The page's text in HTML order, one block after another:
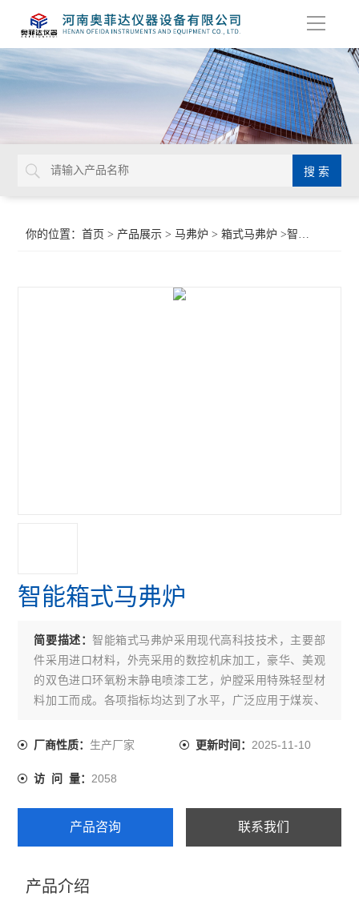
导
你的位置：首页 > 产品展示 >马弗炉 >箱式马弗炉 >智能箱式马弗炉
智能箱式马弗炉
简要描述：智能箱式马弗炉采用现代高科技技术，主要部
件采用进口材料，外壳采用的数控机床加工，豪华、美观
的双色进口环氧粉末静电喷漆工艺，炉膛采用特殊轻型材
料加工而成。各项指标均达到了水平，广泛应用于煤炭、
工业热处理等行业。
厂商性质： 生产厂家 更新时间： 2025-11-10
访 问 量：2058
产品咨询 联系我们
产品介绍